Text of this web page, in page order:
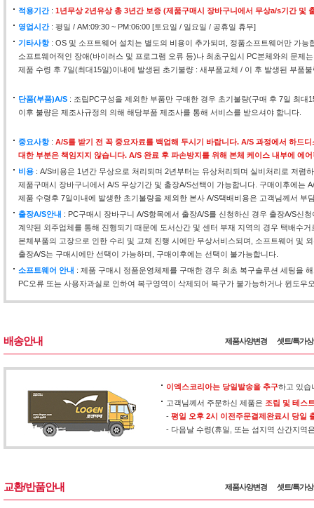
적용기간: 1년무상 2년유상 총 3년간 보증 (제품구매시 장바구니에서 무상a/s기간 및
영업시간: 평일 / AM:09:30 ~ PM:06:00 [토요일 / 일요일 / 공휴일 휴무]
기타사항: OS 및 소프트웨어 설치는 별도의 비용이 추가되며, 정품소프트웨어만 가능
소프트웨어적인 장애(바이러스 및 프로그램 오류 등)나 최초구입시 PC본체와의 문제
제품 수령 후 7일(최대15일)이내에 발생된 초기불량 : 새부품교체 / 이 후 발생된 부품
단품(부품)A/S : 조립PC구성을 제외한 부품만 구매한 경우 초기불량(구매 후 7일 최대
이후 불량은 제조사규정의 의해 해당부품 제조사를 통해 서비스를 받으셔야 합니다.
중요사항: A/S를 받기 전 꼭 중요자료를 백업해 두시기 바랍니다. A/S 과정에서 하드
대한 부분은 책임지지 않습니다. A/S 완료 후 파손방지를 위해 본체 케이스 내부에 에
비용 : A/S비용은 1년간 무상으로 처리되며 2년부터는 유상처리되며 실비처리로 저렴
제품구매시 장바구니에서 A/S 무상기간 및 출장A/S선택이 가능합니다. 구매이후에는
제품 수령후 7일이내에 발생한 초기불량을 제외한 본사 A/S택배비용은 고객님께서 부
출장A/S안내 : PC구매시 장바구니 A/S항목에서 출장A/S를 신청하신 경우 출장A/S신
계약된 외주업체를 통해 진행되기 때문에 도서산간 및 센터 부재 지역의 경우 택배수
본체부품의 고장으로 인한 수리 및 교체 진행 시에만 무상서비스되며, 소프트웨어 및
출장A/S는 구매시에만 선택이 가능하며, 구매이후에는 선택이 불가능합니다.
소프트웨어 안내 : 제품 구매시 정품운영체제를 구매한 경우 최초 복구솔루션 세팅을
PC오류 또는 사용자과실로 인하여 복구영역이 삭제되어 복구가 불가능하거나 윈도
배송안내 제품사양변경 셋트/특가
이엑스코리아는 당일발송을 추구하고 있습
고객님께서 주문하신 제품은 조립 및 테스
- 평일 오후 2시 이전주문결제완료시 당일
- 다음날 수령(휴일, 또는 섬지역 산간지역
교환/반품안내 제품사양변경 셋트/특가